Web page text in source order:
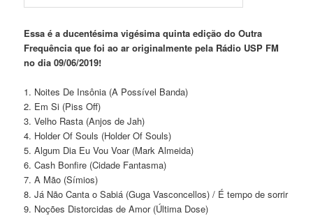
Essa é a ducentésima vigésima quinta edição do Outra
Frequência que foi ao ar originalmente pela Rádio USP FM
no dia 09/06/2019!
1. Noites De Insônia (A Possível Banda)
2. Em Si (Piss Off)
3. Velho Rasta (Anjos de Jah)
4. Holder Of Souls (Holder Of Souls)
5. Algum Dia Eu Vou Voar (Mark Almeida)
6. Cash Bonfire (Cidade Fantasma)
7. A Mão (Símios)
8. Já Não Canta o Sabiá (Guga Vasconcellos) / É tempo de sorrir
9. Noções Distorcidas de Amor (Última Dose)